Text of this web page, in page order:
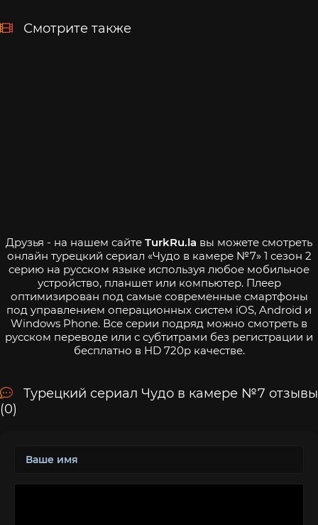
Смотрите также
Друзья - на нашем сайте TurkRu.la вы можете смотреть
онлайн турецкий сериал «Чудо в камере №7» 1 сезон 2
серию на русском языке используя любое мобильное
устройство, планшет или компьютер. Плеер
оптимизирован под самые современные смартфоны
под управлением операционных систем iOS, Android и
Windows Phone. Все серии подряд можно смотреть в
русском переводе или с субтитрами без регистрации и
бесплатно в HD 720p качестве.
Турецкий сериал Чудо в камере №7 отзывы
(0)